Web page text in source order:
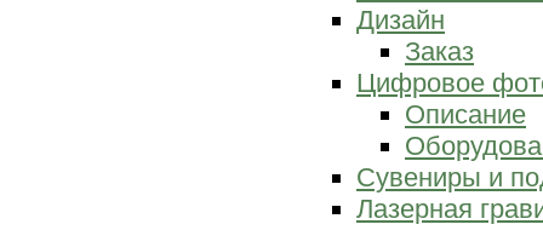
Дизайн
Заказ
Цифровое
Описание
Сувениры и
Лазерная